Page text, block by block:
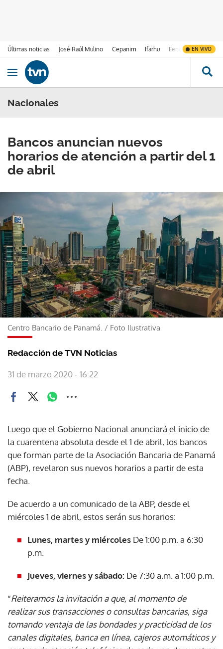
Últimas noticias José Raúl Mulino Cepanim Ifarhu Fenómeno de El
EN VIVO
Ir al contenido
Obrir navegació
Nacionales
Bancos anuncian nuevos
horarios de atención a partir del 1
de abril
Centro Bancario de Panamá. / Foto Ilustrativa
Redacción de TVN Noticias
31 de marzo 2020 - 16:22
Luego que el Gobierno Nacional anunciará el inicio de
la cuarentena absoluta desde el 1 de abril, los bancos
que forman parte de la Asociación Bancaria de Panamá
(ABP), revelaron sus nuevos horarios a partir de esta
fecha.
De acuerdo a un comunicado de la ABP, desde el
miércoles 1 de abril, estos serán sus horarios:
Lunes, martes y miércoles De 1:00 p.m. a 6:30
p.m.
Jueves, viernes y sábado: De 7:30 a.m. a 1:00 p.m.
“Reiteramos la invitación a que, al momento de
realizar sus transacciones o consultas bancarias, siga
tomando ventaja de las bondades y practicidad de los
canales digitales, banca en línea, cajeros automáticos y